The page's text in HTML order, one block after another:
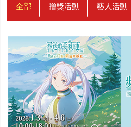
全部 贈獎活動 藝人活動